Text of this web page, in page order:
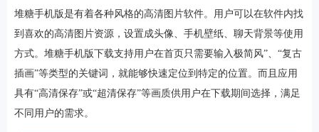
堆糖手机版是有着各种风格的高清图片软件。用户可以在软件内找
到喜欢的高清图片资源，设置成头像、手机壁纸、聊天背景等使用
方式。堆糖手机版下载支持用户在首页只需要输入极简风”、“复古
插画”等类型的关键词，就能够快速定位到特定的位置。而且应用
具有“高清保存”或“超清保存”等画质供用户在下载期间选择，满足
不同用户的需求。